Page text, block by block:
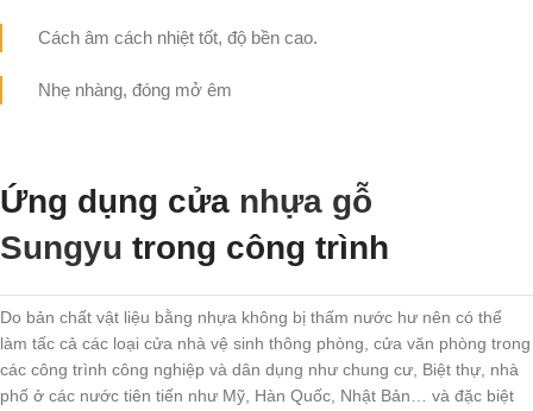
Cách âm cách nhiệt tốt, độ bền cao.
Nhẹ nhàng, đóng mở êm
Ứng dụng cửa nhựa gỗ
Sungyu trong công trình
Do bản chất vật liệu bằng nhựa không bị thấm nước hư nên có thể
làm tấc cả các loại cửa nhà vệ sinh thông phòng, cửa văn phòng trong
các công trình công nghiệp và dân dụng như chung cư, Biệt thự, nhà
phố ở các nước tiên tiến như Mỹ, Hàn Quốc, Nhật Bản… và đặc biệt